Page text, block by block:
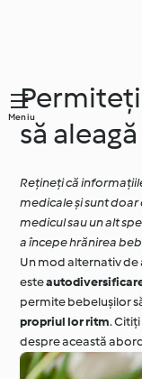
Meniusă aleagă
Rețineți că
medicale și sunt
medicul sau un alt
a începe hrănirea
Un mod alternativ
este
permite bebelușilor
propriul lor ritm.
despre această